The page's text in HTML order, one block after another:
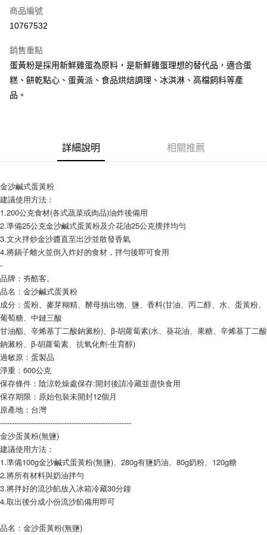
超商取貨付款
Apple Pay
街口支付
AFTEE先享後付
AFTEE先享後付是「在收到商品之後才付款」的支付方式。 讓您購物簡單
便利好安心！
１．簡單：不需註冊會員、不需綁卡、不需儲值。
２．便利：只要手機號碼，簡訊認證，即可結帳。
３．安心：先確認商品／服務後，再付款。
【「AFTEE先享後付」結帳流程】
結帳頁面，進行簡訊認證並確認金額後，即可完成結帳。
２．訂單成立數日內，您將收到繳費通知簡訊。
３．收到繳費通知簡訊後14天內，點擊此簡訊中的連結，可透過四大超商／
ATM／網路銀行／等多元方式進行付款，方視為交易完成。
※ 請注意：結帳手續完成當下不需立刻繳費，但若您需要取消訂單，請聯絡
購買商品的店家。未經商家同意取消之訂單仍視為有效，需透過AFTEE先享
後付繳納相關費用。
※ 交易是否成功請以「AFTEE先享後付 」之結帳頁面顯示為準，若有關於
是否繳費成功／繳費後需取消欲退款等相關疑問，請聯繫「AFTEE先享後付
客戶支援中心」
【注意事項】
１．透過由恩沛科技股份有限公司提供之「AFTEE先享後付」服務完成之交
易，需依本服務之必要範圍內提供個人資料，並將交易相關給付款項請求債
權轉讓予恩沛科技股份有限公司。
２．關於個人資料處理事宜，請瀏覽以下網址：
https://aftee.tw/terms/#terms3
３．未成年的使用者請事先徵得法定代理人或監護人之同意方可使用
「AFTEE先享後付」，若未經同意申辦者引起之損失，本公司不負相關責
任。
４．使用「AFTEE先享後付」時，將依據個別帳號之用戶狀況，依本公司即
時審查核予不同之上限額度；若仍有額度不足之情形，本公司將視審查結果
５．嚴禁一人註冊多個帳號或使用他人資訊註冊。若發現惡意使用之情形，
恩沛科技股份有限公司將有權停止該用戶之使用額度並採取法律行動。
ATM付款
運送方式
全家取貨付款-重量限制含紙箱10kg，請控制商品重量在9~9.5
kg
付款後全家取貨-重量限制含紙箱10kg，請控制商品重量在9~
9.5kg
每筆NT$90，滿NT$990(含以上)免運費
7-11取貨付款-重量限制含紙箱10kg，請控制商品重量在9~9.5
kg
每筆NT$90，滿NT$990(含以上)免運費
付款後7-11取貨-重量限制含紙箱10kg，請控制商品重量在9~
9.5kg
每筆NT$90，滿NT$990(含以上)免運費
宅配-新竹物流
每筆NT$150，滿NT$2,000(含以上)免運費
離島客戶-中華郵政
每筆NT$120，滿NT$2,000(含以上)免運費
商品編號
10767532
銷售重點
蛋黃粉是採用新鮮雞蛋為原料，是新鮮雞蛋理想的替代品，適合蛋
糕、餅乾點心、蛋黃派、食品烘焙調理、冰淇淋、高檔飼料等產
品。
詳細說明 相關推薦
金沙鹹式蛋黃粉
建議使用方法：
1.200公克食材(各式蔬菜或肉品)油炸後備用
2.準備25公克金沙鹹式蛋黃粉及介花油25公克攪拌均勻
3.文火拌炒金沙醬直至出沙並散發香氣
4.將鍋子離火並倒入炸好的食材，拌勻後即可食用
-
品牌：夯酷客。
品名：金沙鹹式蛋黃粉
成分：蛋粉、麥芽糊精、酵母抽出物、鹽、香料(甘油、丙二醇、水、蛋黃粉、
葡萄糖、中鏈三酸
甘油酯、辛烯基丁二酸鈉澱粉)、β-胡蘿蔔素(水、葵花油、果糖、辛烯基丁二酸
鈉澱粉、β-胡蘿蔔素、抗氧化劑-生育醇)
過敏原：蛋製品
淨重：600公克
保存條件：陰涼乾燥處保存:開封後請冷藏並盡快食用
保存期限：原始包裝未開封12個月
原產地：台灣
-------------------------------------------------------
金沙蛋黃粉(無鹽)
建議使用方法：
1.準備100g金沙鹹式蛋黃粉(無鹽)、280g有鹽奶油、80g奶粉、120g糖
2.將所有材料與奶油拌勻
3.將拌好的流沙餡放入冰箱冷藏30分鐘
4.取出後分成小份流沙餡備用即可
品名：金沙蛋黃粉(無鹽)